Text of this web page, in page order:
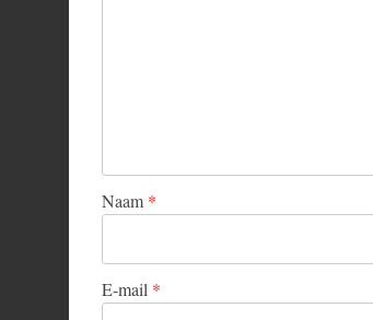
Naam *
E-mail *